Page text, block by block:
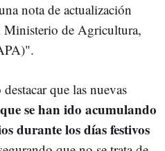
nota de actualización
Ministerio de Agricultura,
que las nuevas
se han ido acumulando
durante los días festivos